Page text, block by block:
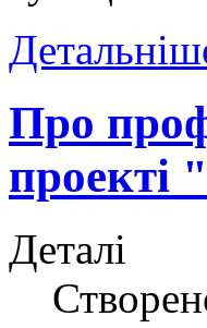
Про
проекті
Деталі